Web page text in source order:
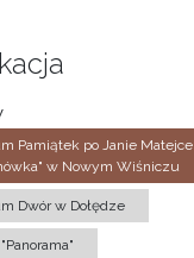
Pamiątek po Janie Matejce
w Nowym Wiśniczu
Dwór w Dołędze